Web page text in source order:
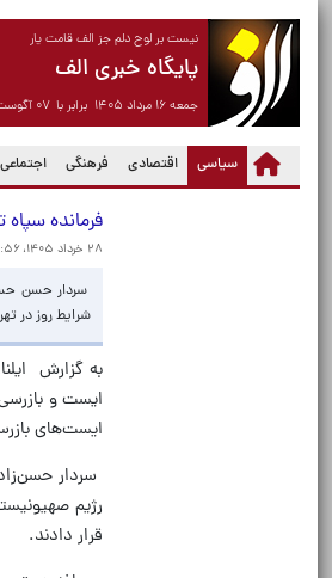
نیست بر لوح دلم جز الف قامت یار
پایگاه خبری الف
جمعه ۱۶ مرداد ۱۴۰۵ برابر با ۰۷ آگوست ۲۰۲۶
سیاسی
(current) اقتصادی فرهنگی اجتماعی
فرمانده
۲۸ خرداد ۱۴۰۵، ۱۵:۵۶
سردار حسن
شرایط روز در
به گزارش
ایست و
ایست‌های
رژیم
قرار دادند.